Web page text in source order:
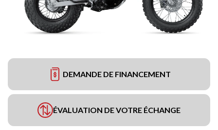
DEMANDE DE FINANCEMENT
ÉVALUATION DE VOTRE ÉCHANGE